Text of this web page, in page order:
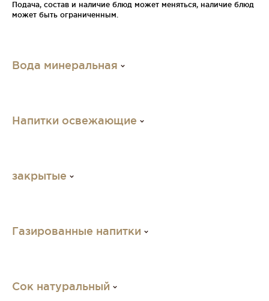
Подача, состав и наличие блюд может меняться, наличие блюд
может быть ограниченным.
Вода минеральная
Напитки освежающие
закрытые
Газированные напитки
Сок натуральный